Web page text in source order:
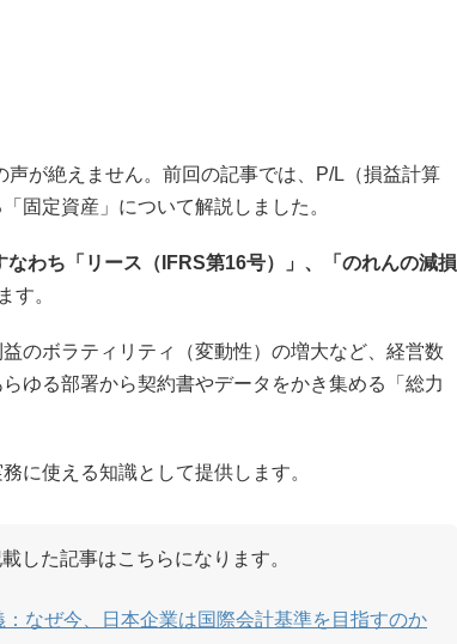
が絶えません。前回の記事では、P/L（損益計算
固定資産」について解説しました。
わち「リース（IFRS第16号）」、「のれんの減損
す。
のボラティリティ（変動性）の増大など、経営数
ゆる部署から契約書やデータをかき集める「総力
に使える知識として提供します。
した記事はこちらになります。
なぜ今、日本企業は国際会計基準を目指すのか